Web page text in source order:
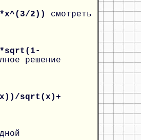
2)) смотреть
решение
sqrt(x)+